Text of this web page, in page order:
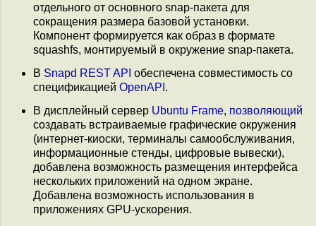
отдельного от основного snap-пакета для
сокращения размера базовой установки.
Компонент формируется как образ в формате
squashfs, монтируемый в окружение snap-пакета.
В Snapd REST API обеспечена совместимость со
спецификацией OpenAPI .
В дисплейный сервер Ubuntu Frame, позволяющий
создавать встраиваемые графические окружения
(интернет-киоски, терминалы самообслуживания,
информационные стенды, цифровые вывески),
добавлена возможность размещения интерфейса
нескольких приложений на одном экране.
Добавлена возможность использования в
приложениях GPU-ускорения.